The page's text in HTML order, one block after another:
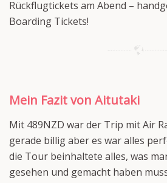
Rückflugtickets am Abend –
Boarding Tickets!
Mein Fazit von Aitutaki
Mit 489NZD war der Trip mit Air
gerade billig aber es war alles
die Tour beinhaltete alles, was
gesehen und gemacht haben